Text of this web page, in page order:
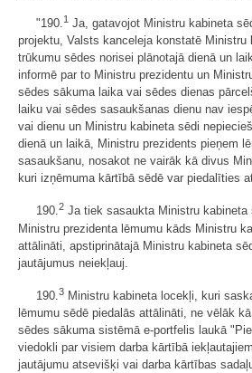
"190.1 Ja, gatavojot Ministru kabineta
projektu, Valsts kanceleja konstatē Ministru
trūkumu sēdes norisei plānotajā dienā un
informē par to Ministru prezidentu un
sēdes sākuma laika vai sēdes dienas
laiku vai sēdes sasaukšanas dienu nav
vai dienu un Ministru kabineta sēdi
dienā un laikā, Ministru prezidents pieņem
sasaukšanu, nosakot ne vairāk kā divus
kuri izņēmuma kārtībā sēdē var piedalīties
190.2 Ja tiek sasaukta Ministru kabineta
Ministru prezidenta lēmumu kāds Ministru
attālināti, apstiprinātajā Ministru kabineta
jautājumus neiekļauj.
190. 3 Ministru kabineta locekļi, kuri
lēmumu sēdē piedalās attālināti, ne vēlāk
sēdes sākuma sistēmā e-portfelis laukā
viedokli par visiem darba kārtībā
jautājumu atsevišķi vai darba kārtības